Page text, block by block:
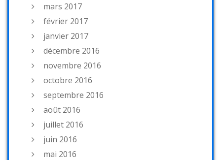
mars 2017
février 2017
janvier 2017
décembre 2016
novembre 2016
octobre 2016
septembre 2016
août 2016
juillet 2016
juin 2016
mai 2016